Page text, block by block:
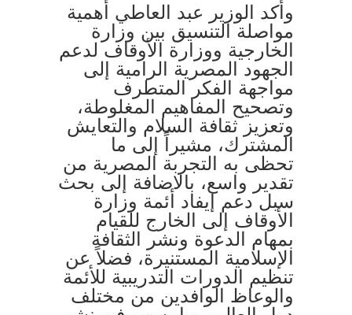
وأكد الوزير عبد العاطي أهمية
مواصلة التنسيق بين وزارة
الخارجية ووزارة الأوقاف لدعم
الجهود المصرية الرامية إلى
مواجهة الفكر المتطرف
وتصحيح المفاهيم المغلوطة،
وتعزيز ثقافة السلام والتعايش
المشترك، مشيراً إلى ما
تحظى به التجربة المصرية من
تقدير واسع، بالاضافة إلى بحث
سبل دعم إيفاد أئمة وزارة
الأوقاف إلى الخارج للقيام
بمهام الدعوة ونشر الثقافة
الإسلامية المستنيرة، فضلاً عن
تنظيم الدورات التدريبية للأئمة
والوعاظ الوافدين من مختلف